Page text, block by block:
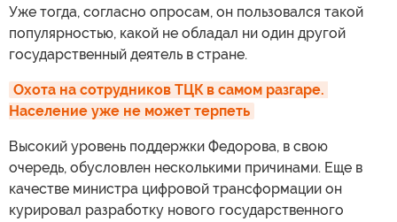
Уже тогда, согласно опросам, он пользовался такой
популярностью, какой не обладал ни один другой
государственный деятель в стране.
Охота на сотрудников ТЦК в самом разгаре.
Население уже не может терпеть
Высокий уровень поддержки Федорова, в свою
очередь, обусловлен несколькими причинами. Еще в
качестве министра цифровой трансформации он
курировал разработку нового государственного